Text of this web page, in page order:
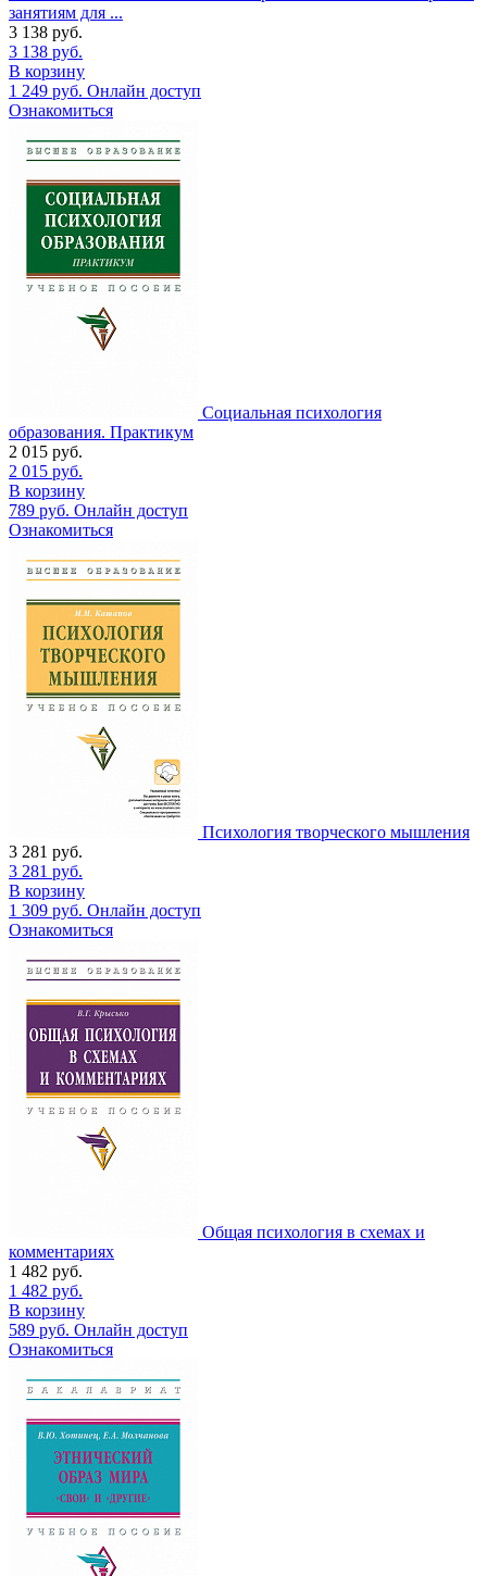
занятиям для ...
3 138 руб.
3 138 руб.
В корзину
1 249 руб. Онлайн доступ
Ознакомиться
Социальная психология
образования. Практикум
2 015 руб.
2 015 руб.
В корзину
789 руб. Онлайн доступ
Ознакомиться
Психология творческого мышления
3 281 руб.
3 281 руб.
В корзину
1 309 руб. Онлайн доступ
Ознакомиться
Общая психология в схемах и
комментариях
1 482 руб.
1 482 руб.
В корзину
589 руб. Онлайн доступ
Ознакомиться